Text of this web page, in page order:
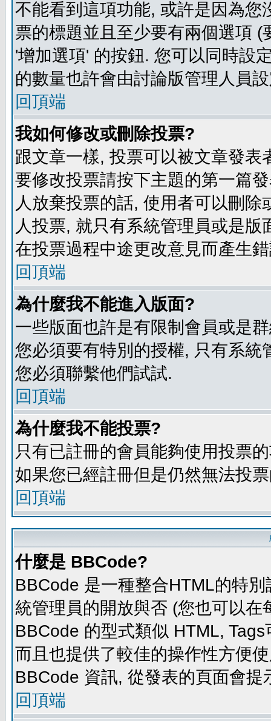
不能看到這項功能, 或許是因為
票的標題並且至少要有兩個選項
'增加選項' 的按鈕. 您可以同時設
的數量也許會由討論版管理人員
回頂端
我如何修改或刪除投票?
跟文章一樣, 投票可以被文章發
要修改投票請按下主題的第一篇
人放棄投票的話, 使用者可以刪
人投票, 就只有系統管理員或是
在投票過程中途更改意見而產生
回頂端
為什麼我不能進入版面?
一些版面也許是有限制會員或是
您必須要有特別的授權, 只有系
您必須聯繫他們試試.
回頂端
為什麼我不能投票?
只有已註冊的會員能夠使用投票
如果您已經註冊但是仍然無法投
回頂端
什麼是 BBCode?
BBCode 是一種整合HTML的特
統管理員的開放與否 (您也可以
BBCode 的型式類似 HTML,
而且也提供了較佳的操作性方便
BBCode 資訊, 從發表的頁面會提
回頂端